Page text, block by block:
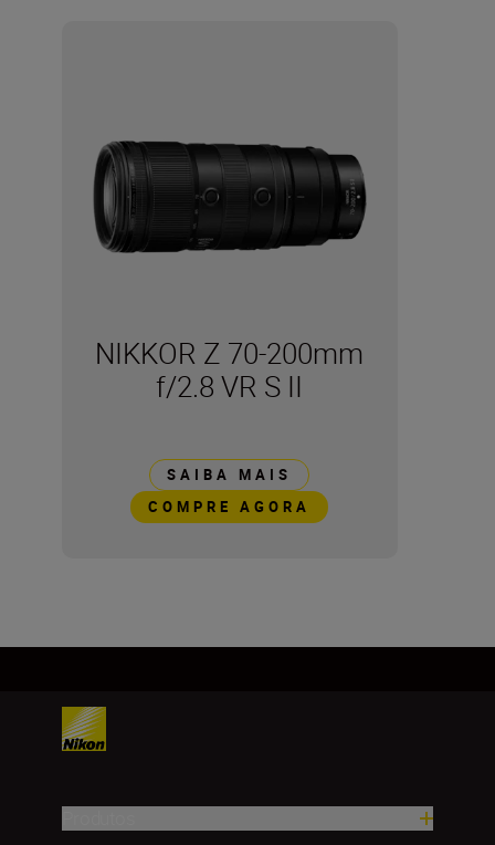
NIKKOR Z 70-200mm
f/2.8 VR S II
SAIBA MAIS
COMPRE AGORA